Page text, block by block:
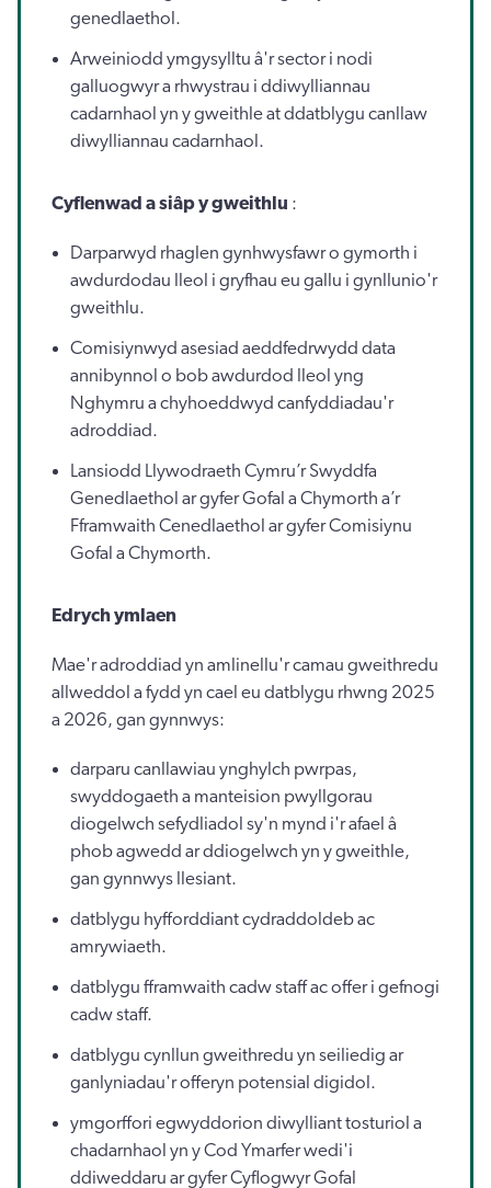
genedlaethol.
Arweiniodd ymgysylltu â'r sector i nodi
galluogwyr a rhwystrau i ddiwylliannau
cadarnhaol yn y gweithle at ddatblygu canllaw
diwylliannau cadarnhaol.
Cyflenwad a siâp y gweithlu :
Darparwyd rhaglen gynhwysfawr o gymorth i
awdurdodau lleol i gryfhau eu gallu i gynllunio'r
gweithlu.
Comisiynwyd asesiad aeddfedrwydd data
annibynnol o bob awdurdod lleol yng
Nghymru a chyhoeddwyd canfyddiadau'r
adroddiad.
Lansiodd Llywodraeth Cymru’r Swyddfa
Genedlaethol ar gyfer Gofal a Chymorth a’r
Fframwaith Cenedlaethol ar gyfer Comisiynu
Gofal a Chymorth.
Edrych ymlaen
Mae'r adroddiad yn amlinellu'r camau gweithredu
allweddol a fydd yn cael eu datblygu rhwng 2025
a 2026, gan gynnwys:
darparu canllawiau ynghylch pwrpas,
swyddogaeth a manteision pwyllgorau
diogelwch sefydliadol sy'n mynd i'r afael â
phob agwedd ar ddiogelwch yn y gweithle,
gan gynnwys llesiant.
datblygu hyfforddiant cydraddoldeb ac
amrywiaeth.
datblygu fframwaith cadw staff ac offer i gefnogi
cadw staff.
datblygu cynllun gweithredu yn seiliedig ar
ganlyniadau'r offeryn potensial digidol.
ymgorffori egwyddorion diwylliant tosturiol a
chadarnhaol yn y Cod Ymarfer wedi'i
ddiweddaru ar gyfer Cyflogwyr Gofal